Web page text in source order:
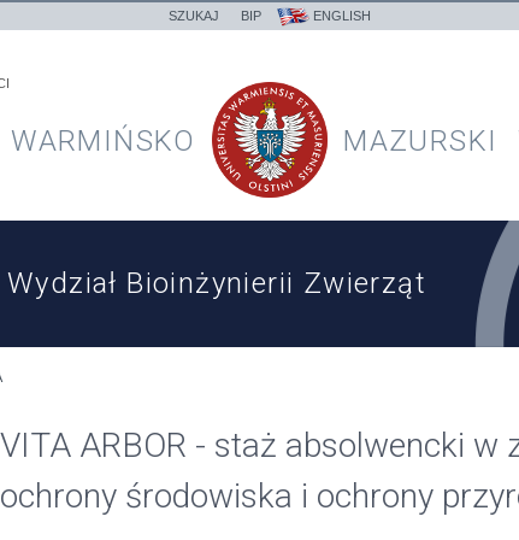
SZUKAJ BIP ENGLISH
WARMIŃSKO MAZURSKI
Wydział Bioinżynierii Zwierząt
VITA ARBOR - staż absolwencki w
ochrony środowiska i ochrony